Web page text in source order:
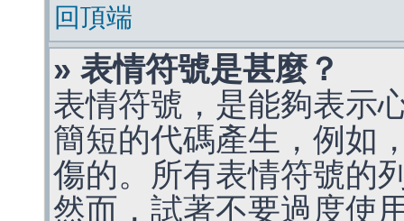
回頂端
» 表情符號是甚麼？
表情符號，是能夠表示
簡短的代碼產生，例如
傷的。所有表情符號的
然而，試著不要過度使